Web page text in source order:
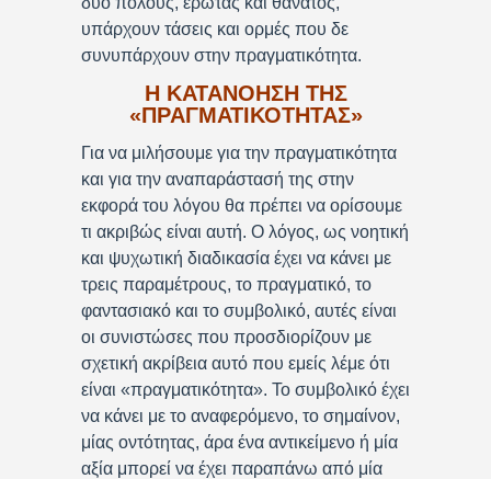
υπάρχουν τάσεις και ορμές που δε
συνυπάρχουν στην πραγματικότητα.
Η ΚΑΤΑΝΟΗΣΗ ΤΗΣ
«ΠΡΑΓΜΑΤΙΚΟΤΗΤΑΣ»
Για να μιλήσουμε για την πραγματικότητα
και για την αναπαράστασή της στην
εκφορά του λόγου θα πρέπει να ορίσουμε
τι ακριβώς είναι αυτή. Ο λόγος, ως νοητική
και ψυχωτική διαδικασία έχει να κάνει με
τρεις παραμέτρους, το πραγματικό, το
φαντασιακό και το συμβολικό, αυτές είναι
οι συνιστώσες που προσδιορίζουν με
σχετική ακρίβεια αυτό που εμείς λέμε ότι
είναι «πραγματικότητα». Το συμβολικό έχει
να κάνει με το αναφερόμενο, το σημαίνον,
μίας οντότητας, άρα ένα αντικείμενο ή μία
αξία μπορεί να έχει παραπάνω από μία